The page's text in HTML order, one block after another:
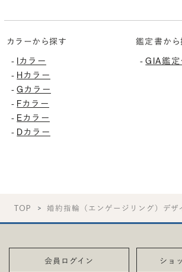
カラーから探す
-
Iカラー
- Hカラー
-Gカラー
- Fカラー
- Eカラー
- Dカラー
鑑定書から
-GIA鑑定
TOP 婚約指輪（エンゲージリング）デザ
会員ログイン ショ